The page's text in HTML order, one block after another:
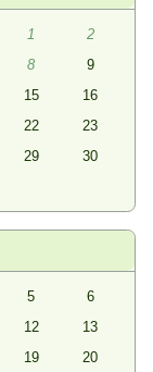
1
2
8
9
15
16
22
23
29
30
5
6
12
13
19
20